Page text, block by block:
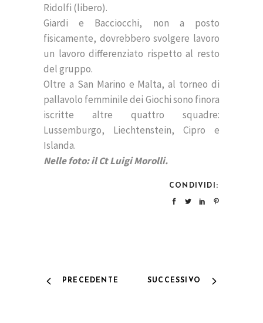
Ridolfi (libero).
Giardi e Bacciocchi, non a posto
fisicamente, dovrebbero svolgere lavoro
un lavoro differenziato rispetto al resto
del gruppo.
Oltre a San Marino e Malta, al torneo di
pallavolo femminile dei Giochi sono finora
iscritte altre quattro squadre:
Lussemburgo, Liechtenstein, Cipro e
Islanda.
Nelle foto: il Ct Luigi Morolli.
CONDIVIDI:
PRECEDENTE SUCCESSIVO